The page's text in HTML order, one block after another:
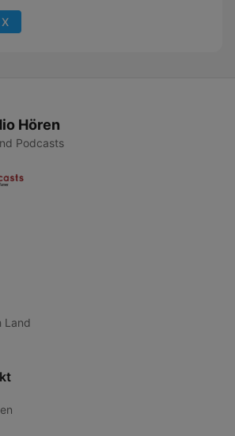
X
Hören
Podcasts
Land